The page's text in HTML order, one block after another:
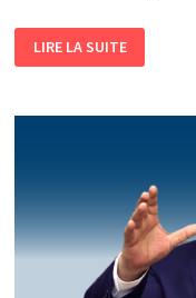
NOS
IDÉES
PRODUITS
S’UNISSENT
FACE
À
CONTREFAÇON
LIRE LA SUITE